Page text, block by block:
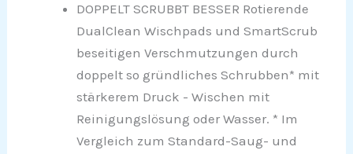
DOPPELT SCRUBBT BESSER Rotierende
DualClean Wischpads und SmartScrub
beseitigen Verschmutzungen durch
doppelt so gründliches Schrubben* mit
stärkerem Druck - Wischen mit
Reinigungslösung oder Wasser. * Im
Vergleich zum Standard-Saug- und